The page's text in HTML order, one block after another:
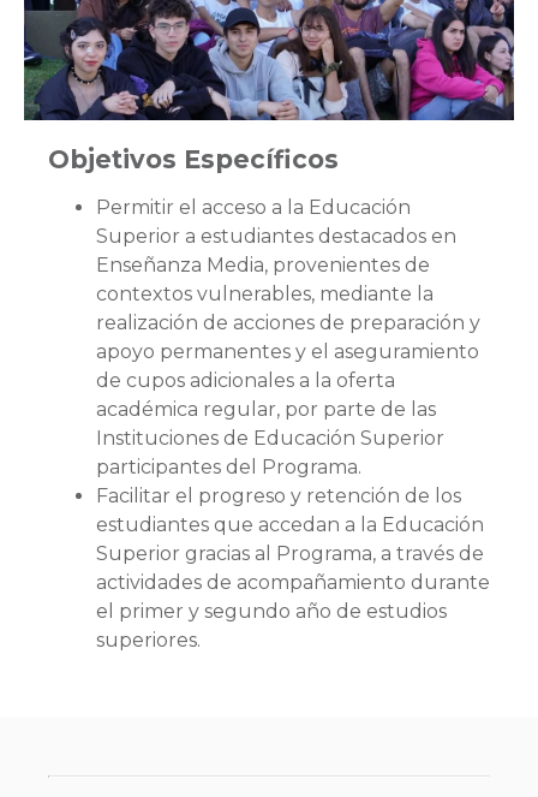
Objetivos Específicos
Permitir el acceso a la Educación
Superior a estudiantes destacados en
Enseñanza Media, provenientes de
contextos vulnerables, mediante la
realización de acciones de preparación y
apoyo permanentes y el aseguramiento
de cupos adicionales a la oferta
académica regular, por parte de las
Instituciones de Educación Superior
participantes del Programa.
Facilitar el progreso y retención de los
estudiantes que accedan a la Educación
Superior gracias al Programa, a través de
actividades de acompañamiento durante
el primer y segundo año de estudios
superiores.